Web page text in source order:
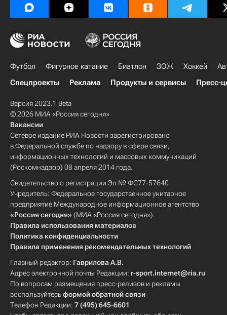
Футбол Фигурное катание Биатлон ЗОЖ Хоккей
Спецпроекты
Реклама Продукты и сервисы Пресс-
Версия 2023.1 Beta
© 2026 МИА «Россия сегодня»
Вакансии
Сетевое издание РИА Новости зарегистрировано
в Федеральной службе по надзору в сфере связи,
информационных технологий и массовых коммуникаций
(Роскомнадзор) 08 апреля 2014 года.
Свидетельство о регистрации Эл № ФС77-57640
Учредитель: Федеральное государственное унитарное
предприятие Международное информационное агентство
«Россия сегодня» (МИА «Россия сегодня»).
Правила использования материалов
Политика конфиденциальности
Правила применения рекомендательных технологий
Главный редактор: Гаврилова А.В.
Адрес электронной почты Редакции: r-sport.internet@ria.ru
По вопросам размещения пресс-релизов и рекламы
воспользуйтесьформой обратной связи
Телефон Редакции: 7 (495) 645-6601